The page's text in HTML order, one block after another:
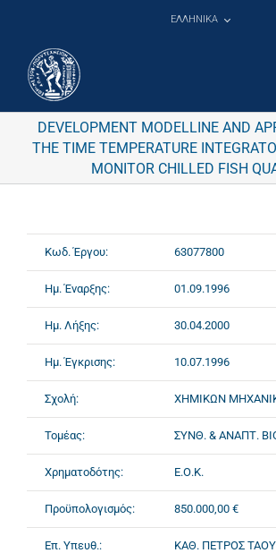
ΕΛΛΗΝΙΚΑ
DEVELOPMENT MODELLINE AND
THE TIME TEMPERATURE
MONITOR CHILLED FISH
Κωδ. Έργου: 63077800
Ημ. Έναρξης: 01.09.1996
Ημ. Λήξης: 30.04.2000
Ημ. Έγκρισης: 10.07.1996
Σχολή: ΧΗΜΙΚΩΝ
Τομέας: ΣΥΝΘ. & ΑΝΑΠΤ.
Χρηματοδότης: Ε.Ο.Κ.
Προϋπολογισμός: 850.000,00 €
Επ. Υπευθ.: ΚΑΘ. ΠΕΤΡΟΣ